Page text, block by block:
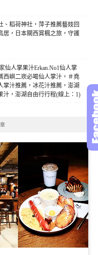
、稻荷神社，萍子推薦藝妓回
居，日本關西賞楓之旅，守護
仙人掌果汁Erkan.No1仙人掌
西嶼二崁必喝仙人掌汁，＃堯
掌汁推薦，冰花汁推薦，澎湖
汁，澎湖自由行行程(線上：1)